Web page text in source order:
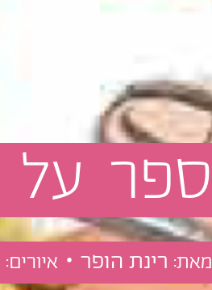
ספר על
מאת: רינת הופר • איורים: